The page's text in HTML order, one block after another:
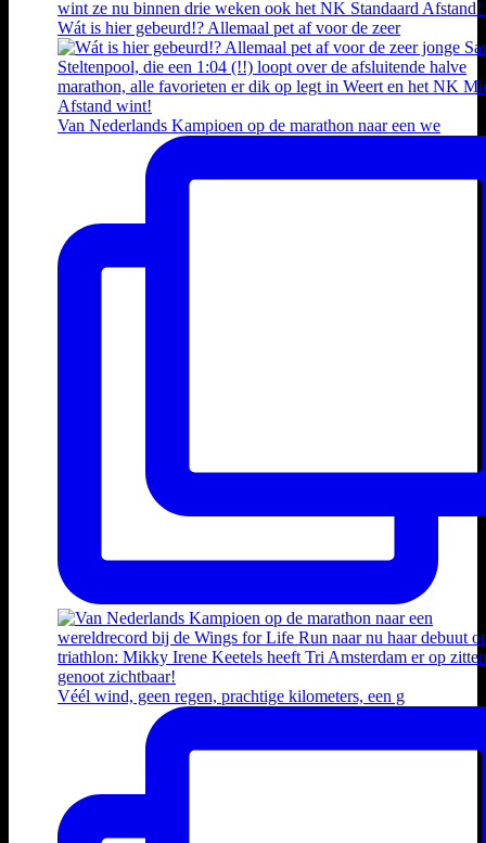
Wát is hier gebeurd!? Allemaal pet af voor de zeer
Van Nederlands Kampioen op de marathon naar een we
Véél wind, geen regen, prachtige kilometers, een g